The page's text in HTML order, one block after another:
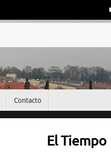
Contacto
El Tiempo